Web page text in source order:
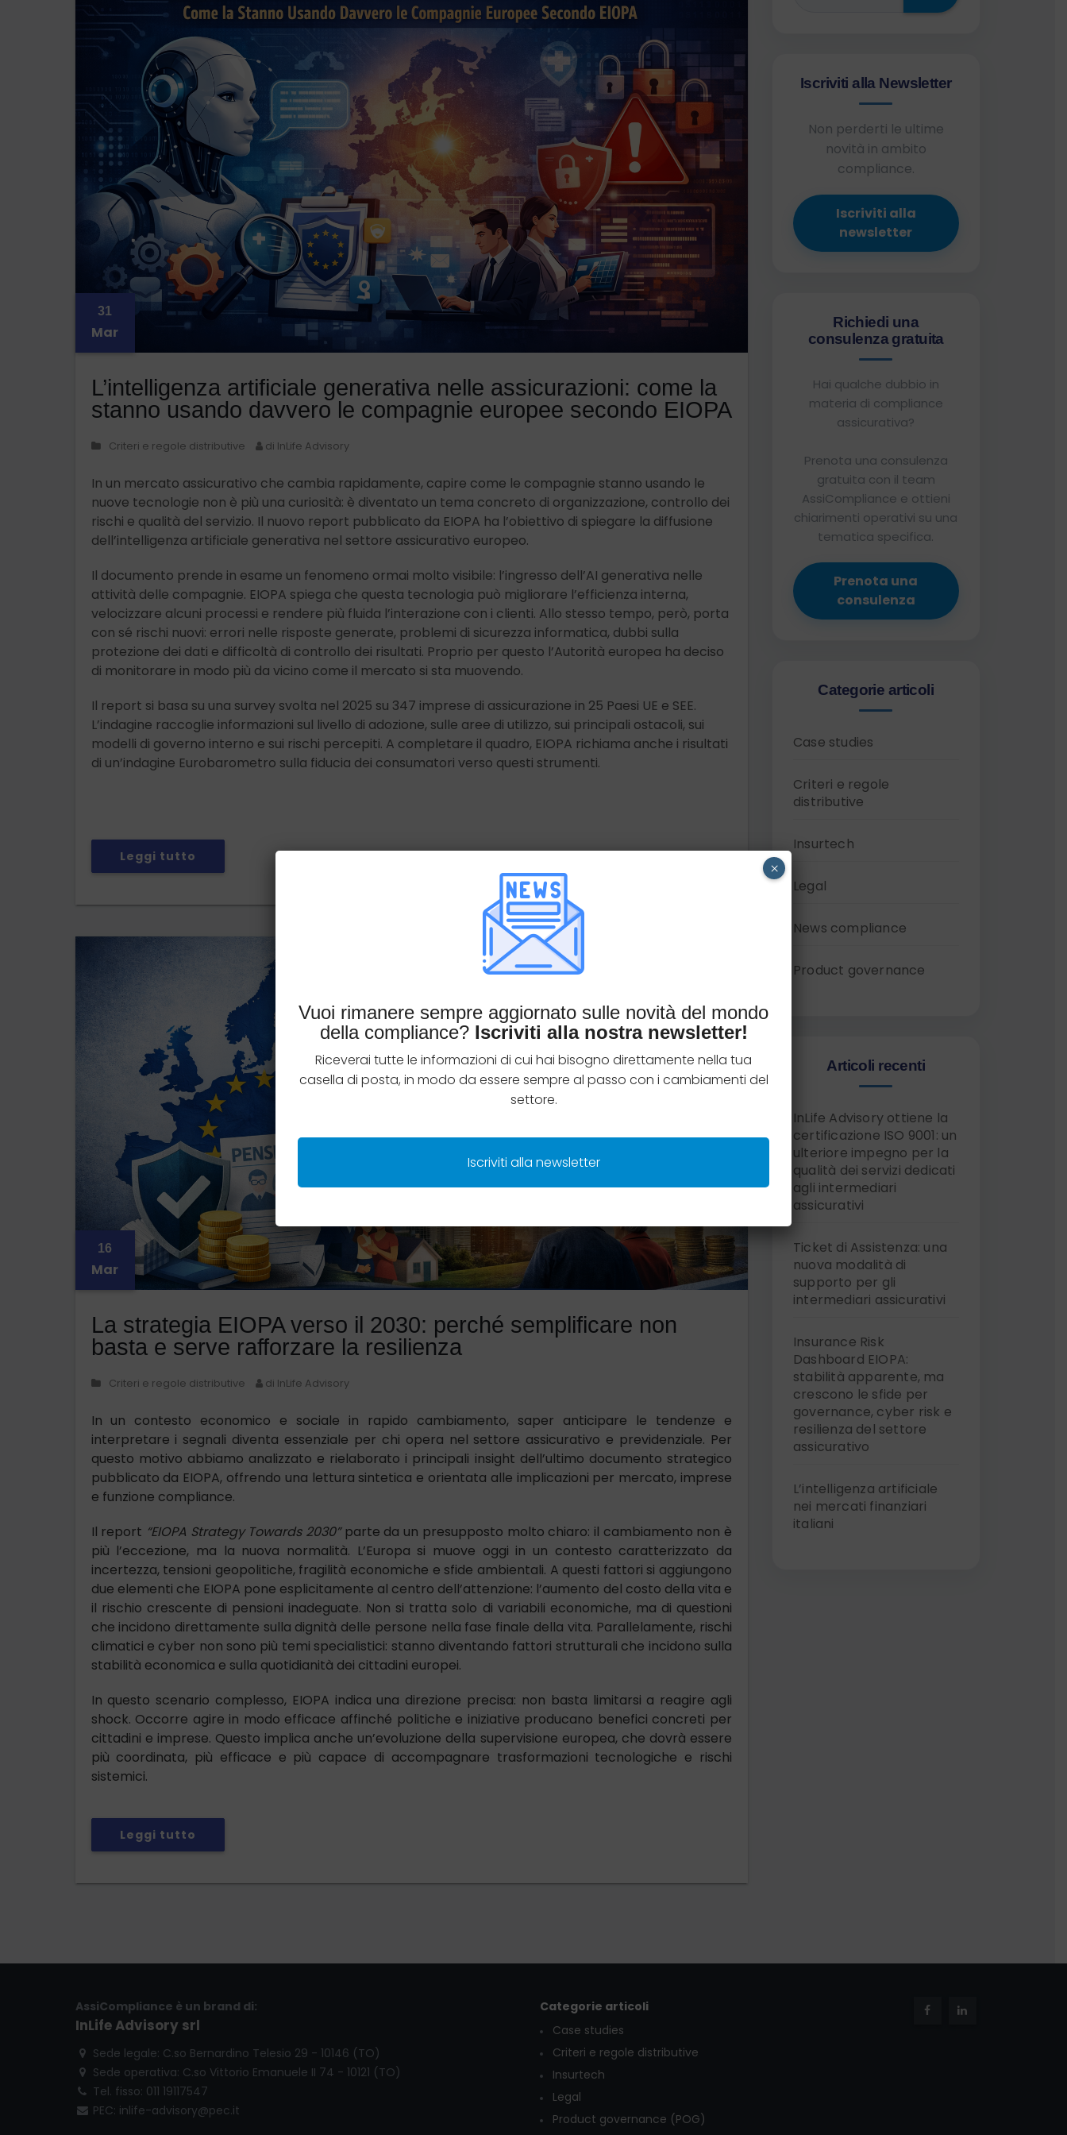
31
Mar
L’intelligenza artificiale generativa nelle assicurazioni: come la
stanno usando davvero le compagnie europee secondo EIOPA
Criteri e regole distributive di InLife Advisory
In un mercato assicurativo che cambia rapidamente, capire come le compagnie stanno usando le
nuove tecnologie non è più una curiosità: è diventato un tema concreto di organizzazione, controllo dei
rischi e qualità del servizio. Il nuovo report pubblicato da EIOPA ha l’obiettivo di spiegare la diffusione
dell’intelligenza artificiale generativa nel settore assicurativo europeo.
Il documento prende in esame un fenomeno ormai molto visibile: l’ingresso dell’AI generativa nelle
attività delle compagnie. EIOPA spiega che questa tecnologia può migliorare l’efficienza interna,
velocizzare alcuni processi e rendere più fluida l’interazione con i clienti. Allo stesso tempo, però, porta
con sé rischi nuovi: errori nelle risposte generate, problemi di sicurezza informatica, dubbi sulla
protezione dei dati e difficoltà di controllo dei risultati. Proprio per questo l’Autorità europea ha deciso
di monitorare in modo più da vicino come il mercato si sta muovendo.
Il report si basa su una survey svolta nel 2025 su 347 imprese di assicurazione in 25 Paesi UE e SEE.
L’indagine raccoglie informazioni sul livello di adozione, sulle aree di utilizzo, sui principali ostacoli, sui
modelli di governo interno e sui rischi percepiti. A completare il quadro, EIOPA richiama anche i risultati
di un’indagine Eurobarometro sulla fiducia dei consumatori verso questi strumenti.
Leggi tutto
16
Mar
La strategia EIOPA verso il 2030: perché semplificare non
basta e serve rafforzare la resilienza
Criteri e regole distributive di InLife Advisory
In un contesto economico e sociale in rapido cambiamento, saper anticipare le tendenze e
interpretare i segnali diventa essenziale per chi opera nel settore assicurativo e previdenziale. Per
questo motivo abbiamo analizzato e rielaborato i principali insight dell’ultimo documento strategico
pubblicato da EIOPA, offrendo una lettura sintetica e orientata alle implicazioni per mercato, imprese
e funzione compliance.
Il report “EIOPA Strategy Towards 2030”parte da un presupposto molto chiaro: il cambiamento non è
più l’eccezione, ma la nuova normalità. L’Europa si muove oggi in un contesto caratterizzato da
incertezza, tensioni geopolitiche, fragilità economiche e sfide ambientali. A questi fattori si aggiungono
due elementi che EIOPA pone esplicitamente al centro dell’attenzione: l’aumento del costo della vita e
il rischio crescente di pensioni inadeguate. Non si tratta solo di variabili economiche, ma di questioni
che incidono direttamente sulla dignità delle persone nella fase finale della vita. Parallelamente, rischi
climatici e cyber non sono più temi specialistici: stanno diventando fattori strutturali che incidono sulla
stabilità economica e sulla quotidianità dei cittadini europei.
In questo scenario complesso, EIOPA indica una direzione precisa: non basta limitarsi a reagire agli
shock. Occorre agire in modo efficace affinché politiche e iniziative producano benefici concreti per
cittadini e imprese. Questo implica anche un’evoluzione della supervisione europea, che dovrà essere
più coordinata, più efficace e più capace di accompagnare trasformazioni tecnologiche e rischi
sistemici.
Leggi tutto
Iscriviti alla Newsletter
Non perderti le ultime
novità in ambito
compliance.
Iscriviti alla
newsletter
Richiedi una
consulenza gratuita
Hai qualche dubbio in
materia di compliance
assicurativa?
Prenota una consulenza
gratuita con il team
AssiCompliance e ottieni
chiarimenti operativi su una
tematica specifica.
Prenota una
consulenza
Categorie articoli
Case studies
Criteri e regole
distributive
Insurtech
Legal
News compliance
Product governance
Articoli recenti
InLife Advisory ottiene la
certificazione ISO 9001: un
ulteriore impegno per la
qualità dei servizi dedicati
agli intermediari
assicurativi
Ticket di Assistenza: una
nuova modalità di
supporto per gli
intermediari assicurativi
Insurance Risk
Dashboard EIOPA:
stabilità apparente, ma
crescono le sfide per
governance, cyber risk e
resilienza del settore
assicurativo
L’intelligenza artificiale
nei mercati finanziari
italiani
AssiCompliance è un brand di:
InLife Advisory srl
Sede legale: C.so Bernardino Telesio 29 - 10146 (TO)
Sede operativa: C.so Vittorio Emanuele II 74 - 10121 (TO)
Tel. fisso: 011 19117547
PEC: inlife-advisory@pec.it
Categorie articoli
Case studies
Criteri e regole distributive
Insurtech
Legal
Product governance (POG)
Vuoi rimanere sempre aggiornato sulle novità del mondo
della compliance? Iscriviti alla nostra newsletter!
Riceverai tutte le informazioni di cui hai bisogno direttamente nella tua
casella di posta, in modo da essere sempre al passo con i cambiamenti del
settore.
Iscriviti alla newsletter
×